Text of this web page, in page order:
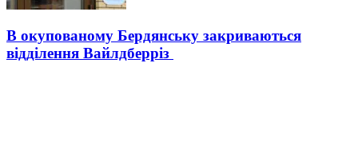
В окупованому Бердянську закриваються
відділення Вайлдберріз